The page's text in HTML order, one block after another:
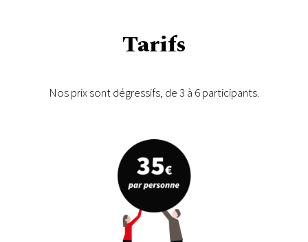
Tarifs
Nos prix sont dégressifs, de 3 à 6 participants.